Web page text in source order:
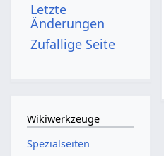
Letzte
Änderungen
Zufällige Seite
Wikiwerkzeuge
Spezialseiten